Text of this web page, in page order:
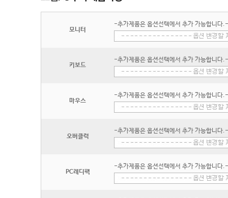
모니터
-추가제품은 옵션선택에서 추가 가능합니다.-
키보드
-추가제품은 옵션선택에서 추가 가능합니다.-
마우스
-추가제품은 옵션선택에서 추가 가능합니다.-
오버클럭
-추가제품은 옵션선택에서 추가 가능합니다.-
PC레디팩
-추가제품은 옵션선택에서 추가 가능합니다.-